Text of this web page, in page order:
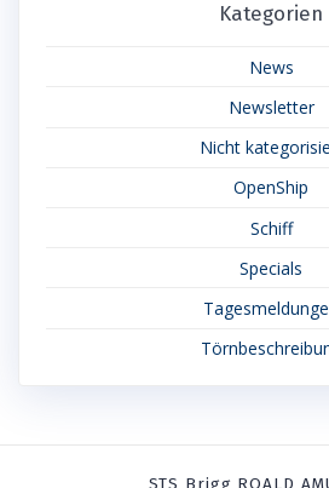
Kategorien
News
Newsletter
Nicht
OpenShip
Schiff
Specials
STS Brigg ROALD